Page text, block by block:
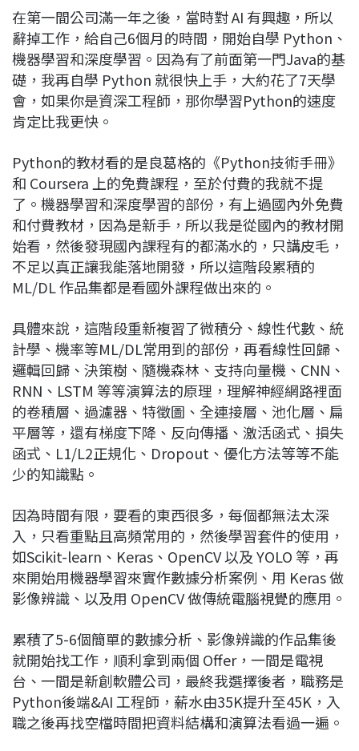
在第一間公司滿一年之後，當時對 AI 有興趣，所以
辭掉工作，給自己6個月的時間，開始自學 Python、
機器學習和深度學習。因為有了前面第一門Java的基
礎，我再自學 Python 就很快上手，大約花了7天學
會，如果你是資深工程師，那你學習Python的速度
肯定比我更快。
Python的教材看的是良葛格的《Python技術手冊》
和 Coursera 上的免費課程，至於付費的我就不提
了。機器學習和深度學習的部份，有上過國內外免費
和付費教材，因為是新手，所以我是從國內的教材開
始看，然後發現國內課程有的都滿水的，只講皮毛，
不足以真正讓我能落地開發，所以這階段累積的
ML/DL 作品集都是看國外課程做出來的。
具體來說，這階段重新複習了微積分、線性代數、統
計學、機率等ML/DL常用到的部份，再看線性回歸、
邏輯回歸、決策樹、隨機森林、支持向量機、CNN、
RNN、LSTM 等等演算法的原理，理解神經網路裡面
的卷積層、過濾器、特徵圖、全連接層、池化層、扁
平層等，還有梯度下降、反向傳播、激活函式、損失
函式、L1/L2正規化、Dropout、優化方法等等不能
少的知識點。
因為時間有限，要看的東西很多，每個都無法太深
入，只看重點且高頻常用的，然後學習套件的使用，
如Scikit-learn、Keras、OpenCV 以及 YOLO 等，再
來開始用機器學習來實作數據分析案例、用 Keras 做
影像辨識、以及用 OpenCV 做傳統電腦視覺的應用。
累積了5-6個簡單的數據分析、影像辨識的作品集後
就開始找工作，順利拿到兩個 Offer，一間是電視
台、一間是新創軟體公司，最終我選擇後者，職務是
Python後端&AI 工程師，薪水由35K提升至45K，入
職之後再找空檔時間把資料結構和演算法看過一遍。